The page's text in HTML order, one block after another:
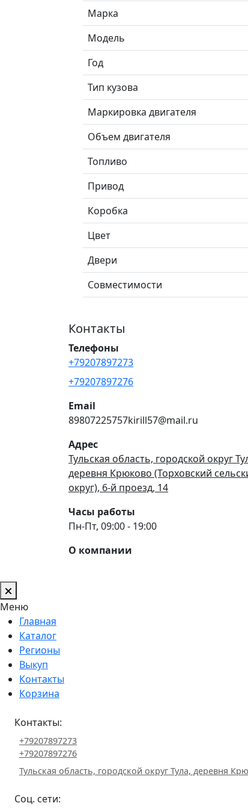
Марка
Модель
Год
Тип кузова
Маркировка двигателя
Объем двигателя
Топливо
Привод
Коробка
Цвет
Двери
Совместимости
Контакты
Телефоны
+79207897273
+79207897276
Email
89807225757kirill57@mail.ru
Адрес
Тульская область, городской округ
деревня Крюково (Торховский
округ), 6-й проезд, 14
Часы работы
Пн-Пт, 09:00 - 19:00
О компании
Меню
Главная
Каталог
Регионы
Выкуп
Контакты
Корзина
Контакты:
+79207897273
+79207897276
Тульская область, городской округ Тула, деревня
Соц. сети: